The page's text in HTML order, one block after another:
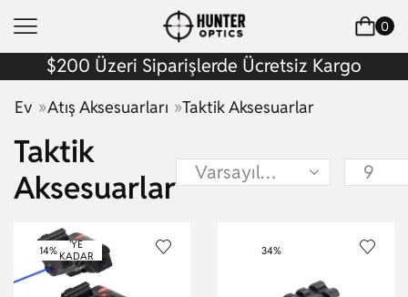
0
$200 Üzeri Siparişlerde Ücretsiz Kargo
Ev »Atış Aksesuarları »Taktik Aksesuarlar
Taktik
Aksesuarlar
14%
'YE
KADAR
34%